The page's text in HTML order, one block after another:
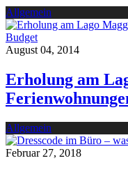
Allgemein
August 04, 2014
Erholung am
Allgemein
Februar 27, 2018